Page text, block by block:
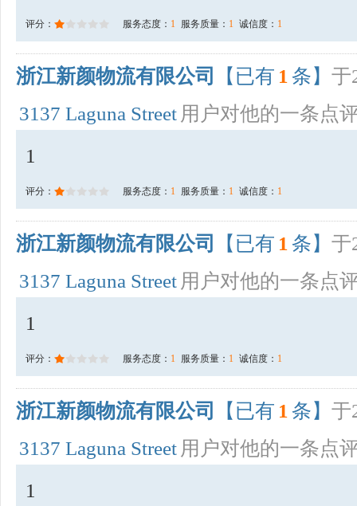
评分： 服务态度： 1 服务质量： 1 诚信度： 1
浙江新颜物流有限公司 【已有 1 条】 于
3137 Laguna Street 用户对他的一条点
1
评分： 服务态度： 1 服务质量： 1 诚信度： 1
浙江新颜物流有限公司 【已有 1 条】 于
3137 Laguna Street 用户对他的一条点
1
评分： 服务态度： 1 服务质量： 1 诚信度： 1
浙江新颜物流有限公司 【已有 1 条】 于
3137 Laguna Street 用户对他的一条点
1